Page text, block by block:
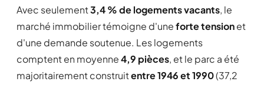
Avec seulement3,4 % de logements vacants, le
marché immobilier témoigne d'uneforte tensionet
d'une demande soutenue. Les logements
comptent en moyenne4,9 pièces, et le parc a été
majoritairement construitentre 1946 et 1990(37,2